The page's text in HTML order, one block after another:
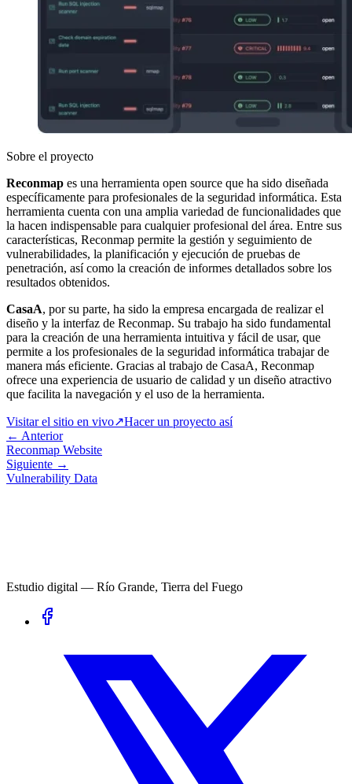
Sobre el proyecto
Reconmap es una herramienta open source que ha sido diseñada
específicamente para profesionales de la seguridad informática. Esta
herramienta cuenta con una amplia variedad de funcionalidades que
la hacen indispensable para cualquier profesional del área. Entre sus
características, Reconmap permite la gestión y seguimiento de
vulnerabilidades, la planificación y ejecución de pruebas de
penetración, así como la creación de informes detallados sobre los
resultados obtenidos.
CasaA, por su parte, ha sido la empresa encargada de realizar el
diseño y la interfaz de Reconmap. Su trabajo ha sido fundamental
para la creación de una herramienta intuitiva y fácil de usar, que
permite a los profesionales de la seguridad informática trabajar de
manera más eficiente. Gracias al trabajo de CasaA, Reconmap
ofrece una experiencia de usuario de calidad y un diseño atractivo
que facilita la navegación y el uso de la herramienta.
Visitar el sitio en vivo↗Hacer un proyecto así
← Anterior
Reconmap Website
Siguiente →
Vulnerability Data
Estudio digital — Río Grande, Tierra del Fuego